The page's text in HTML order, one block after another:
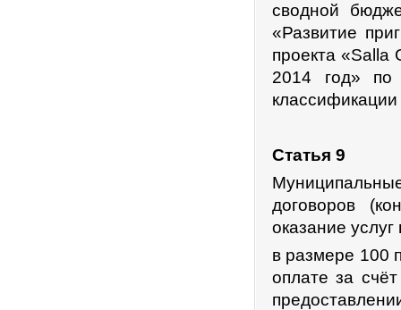
сводной
«Развитие
проекта «Salla
2014 год» по
Статья 9
договоров
оказание
в размере 100
оплате за